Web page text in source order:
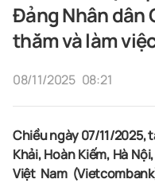
Đảng Nhân dân
thăm và làm
08/11/2025 08:21
Chiều ngày 07/11/2025,
Khải, Hoàn Kiếm, Hà
Việt Nam